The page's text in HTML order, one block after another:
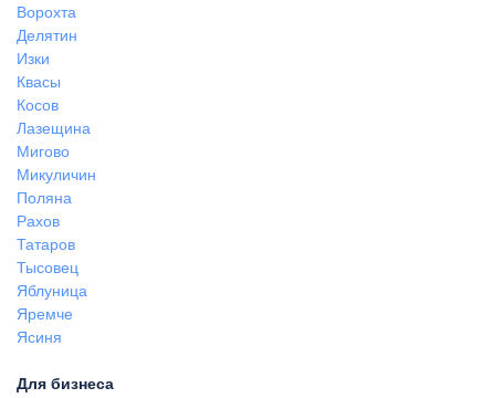
Ворохта
Делятин
Изки
Квасы
Косов
Лазещина
Мигово
Микуличин
Поляна
Рахов
Татаров
Тысовец
Яблуница
Яремче
Ясиня
Для бизнеса